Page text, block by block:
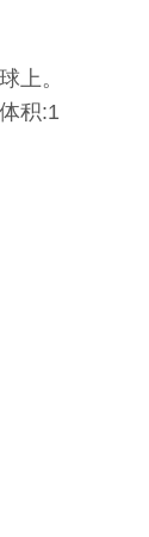
上。
积:1